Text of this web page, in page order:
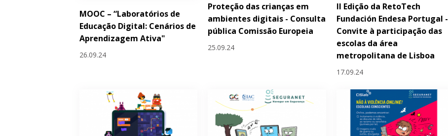
MOOC – “Laboratórios de
Educação Digital: Cenários de
Aprendizagem Ativa"
26.09.24
Proteção das crianças em
ambientes digitais - Consulta
pública Comissão Europeia
25.09.24
II Edição da RetoTech
Fundación Endesa Portugal -
Convite à participação das
escolas da área
metropolitana de Lisboa
17.09.24